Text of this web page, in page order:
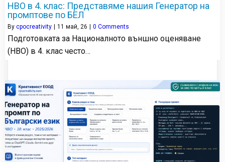
НВО в 4. клас: Представяме нашия Генератор на
промптове по БЕЛ
By cpocreativity 11 май, 26 0 Comments
Подготовката за Националното външно оценяване
(НВО) в 4. клас често…